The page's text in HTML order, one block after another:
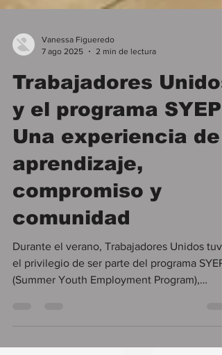
7 ago 2025
2 min de lectura
Trabajadores Unidos
y el programa SYEP:
Una experiencia de
aprendizaje,
compromiso y
comunidad
Durante el verano, Trabajadores Unidos tuvo
acompañando a...